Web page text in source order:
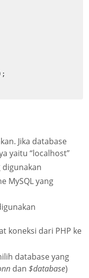
Jika database
yaitu “localhost”
digunakan
MySQL yang
koneksi dari PHP ke
database yang
dan $database)